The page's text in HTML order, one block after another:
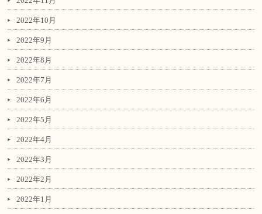
2022年10月
2022年9月
2022年8月
2022年7月
2022年6月
2022年5月
2022年4月
2022年3月
2022年2月
2022年1月